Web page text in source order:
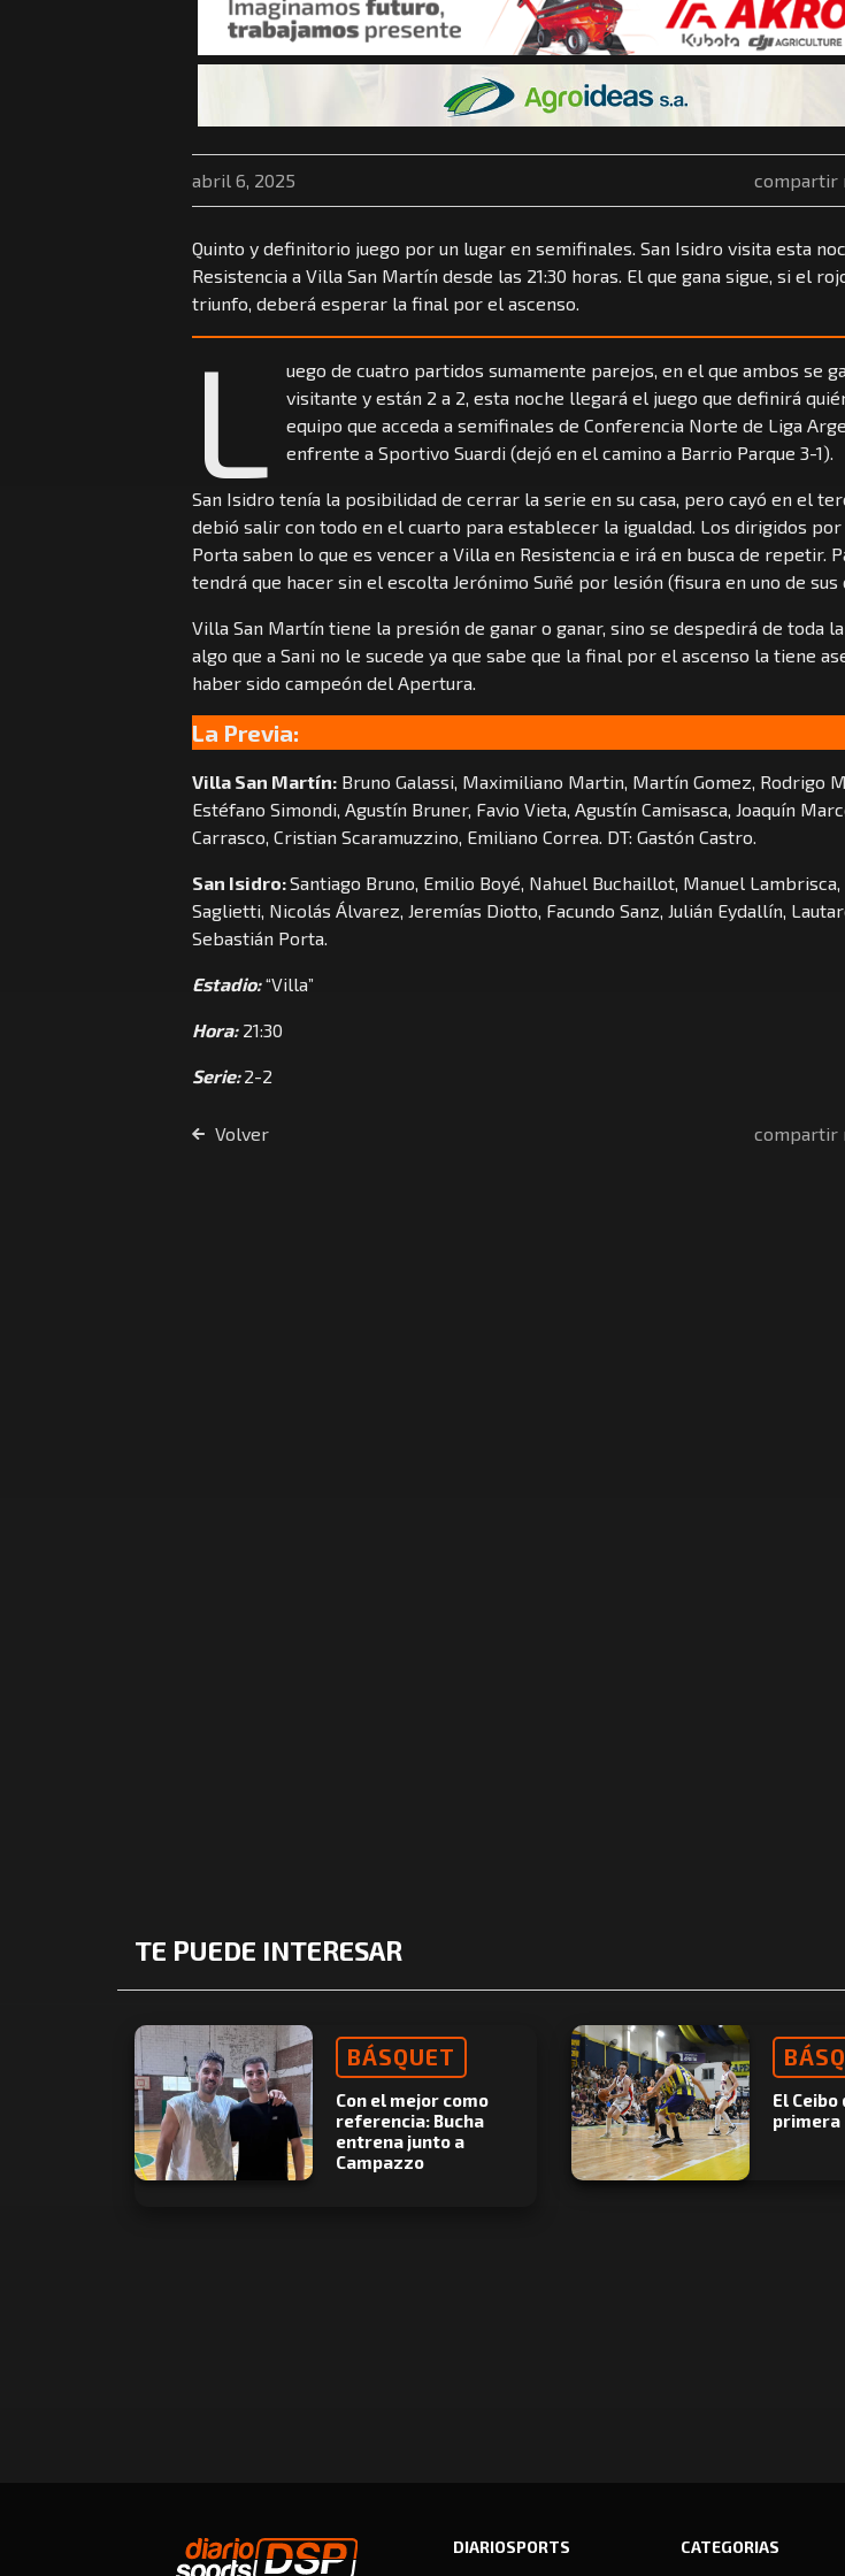
abril 6, 2025 compartir
Quinto y definitorio juego por un lugar en semifinales. San Isidro visita esta
Resistencia a Villa San Martín desde las 21:30 horas. El que gana sigue, si el
triunfo, deberá esperar la final por el ascenso.
L
uego de cuatro partidos sumamente parejos, en el que ambos se
visitante y están 2 a 2, esta noche llegará el juego que definirá
equipo que acceda a semifinales de Conferencia Norte de Liga
enfrente a Sportivo Suardi (dejó en el camino a Barrio Parque 3-1).
San Isidro tenía la posibilidad de cerrar la serie en su casa, pero cayó en el
debió salir con todo en el cuarto para establecer la igualdad. Los dirigidos por
Porta saben lo que es vencer a Villa en Resistencia e irá en busca de repetir.
tendrá que hacer sin el escolta Jerónimo Suñé por lesión (fisura en uno de sus
Villa San Martín tiene la presión de ganar o ganar, sino se despedirá de toda
algo que a Sani no le sucede ya que sabe que la final por el ascenso la tiene
haber sido campeón del Apertura.
La Previa:
Villa San Martín: Bruno Galassi, Maximiliano Martin, Martín Gomez, Rodrigo
Estéfano Simondi, Agustín Bruner, Favio Vieta, Agustín Camisasca, Joaquín
Carrasco, Cristian Scaramuzzino, Emiliano Correa. DT: Gastón Castro.
San Isidro:Santiago Bruno, Emilio Boyé, Nahuel Buchaillot, Manuel
Saglietti, Nicolás Álvarez, Jeremías Diotto, Facundo Sanz, Julián Eydallín,
Sebastián Porta.
Estadio:“Villa”
Hora:21:30
Serie:2-2
Volver compartir
TE PUEDE INTERESAR
BÁSQUET
Con el mejor como
referencia: Bucha
entrena junto a
Campazzo
El
primera
DIARIOSPORTS CATEGORIAS